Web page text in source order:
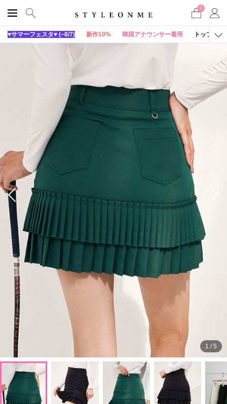
0
♥サマーフェスタ♥ (~8/7) 新作10% 韓国アナウンサー着用 トップス
1 /5